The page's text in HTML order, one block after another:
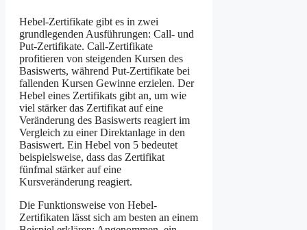
Hebel-Zertifikate gibt es in zwei
grundlegenden Ausführungen: Call- und
Put-Zertifikate. Call-Zertifikate
profitieren von steigenden Kursen des
Basiswerts, während Put-Zertifikate bei
fallenden Kursen Gewinne erzielen. Der
Hebel eines Zertifikats gibt an, um wie
viel stärker das Zertifikat auf eine
Veränderung des Basiswerts reagiert im
Vergleich zu einer Direktanlage in den
Basiswert. Ein Hebel von 5 bedeutet
beispielsweise, dass das Zertifikat
fünfmal stärker auf eine
Kursveränderung reagiert.
Die Funktionsweise von Hebel-
Zertifikaten lässt sich am besten an einem